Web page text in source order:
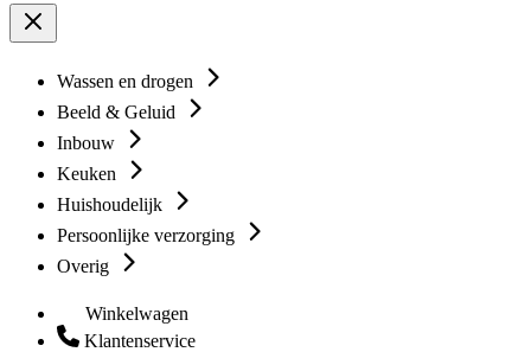
Wassen en drogen
Beeld & Geluid
Inbouw
Keuken
Huishoudelijk
Persoonlijke verzorging
Overig
Winkelwagen
Klantenservice